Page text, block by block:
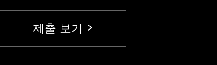
제출 보기